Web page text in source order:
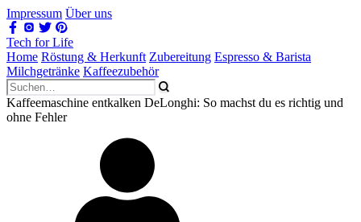
Impressum Über uns
Tech for Life
Home Röstung & Herkunft Zubereitung Espresso & Barista
Milchgetränke Kaffeezubehör
Kaffeemaschine entkalken DeLonghi: So machst du es richtig und
ohne Fehler